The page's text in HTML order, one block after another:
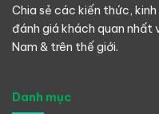
Chia sẻ các kiến thức,
đánh giá khách quan nhất
Nam & trên thế giới.
Danh mục